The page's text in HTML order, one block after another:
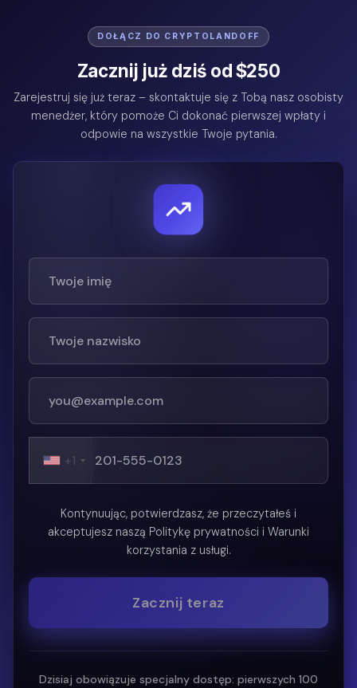
DOŁĄCZ DO CRYPTOLANDOFF
Zacznij już dziś od $250
Zarejestruj się już teraz – skontaktuje się z Tobą nasz osobisty
menedżer, który pomoże Ci dokonać pierwszej wpłaty i
odpowie na wszystkie Twoje pytania.
+1
Kontynuując, potwierdzasz, że przeczytałeś i
akceptujesz naszą Politykę prywatności i Warunki
korzystania z usługi.
Zacznij teraz
Dzisiaj obowiązuje specjalny dostęp: pierwszych 100